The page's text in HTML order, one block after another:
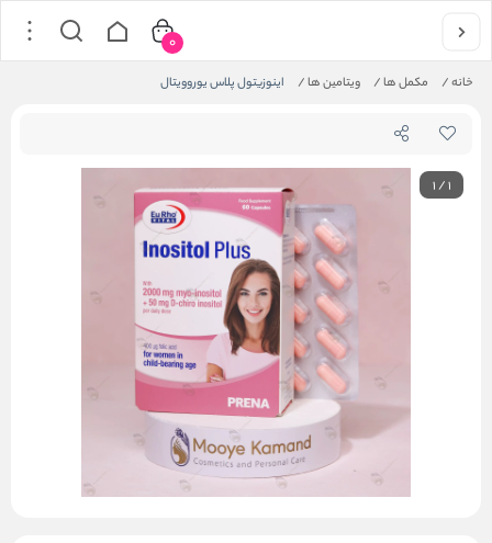
خانه/ مکمل ها/ ویتامین ها/ اینوزیتول پلاس یوروویتال
0
1/1